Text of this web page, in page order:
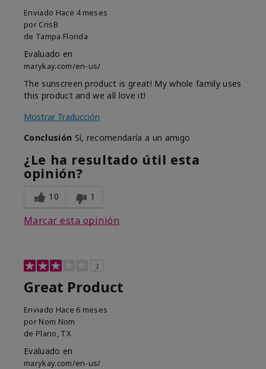
Enviado Hace 4 meses
por CrisB
de Tampa Florida
Evaluado en
marykay.com/en-us/
The sunscreen product is great! My whole family uses
this product and we all love it!
Mostrar Traducción
Conclusión Sí, recomendaría a un amigo
¿Le ha resultado útil esta
opinión?
10 1
Marcar esta opinión
3
Great Product
Enviado Hace 6 meses
por Nom Nom
de Plano, TX
Evaluado en
marykay.com/en-us/